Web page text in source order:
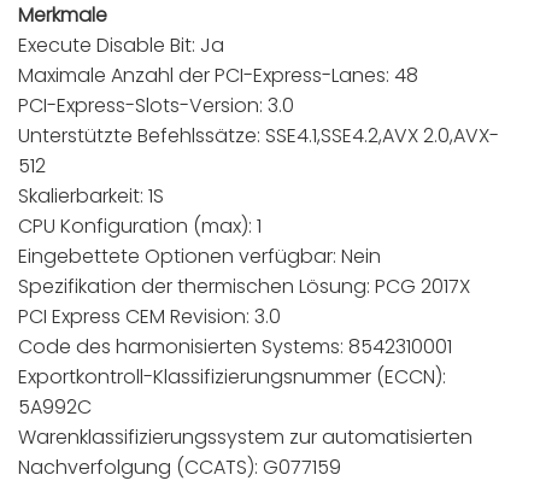
Merkmale
Execute Disable Bit: Ja
Maximale Anzahl der PCI-Express-Lanes: 48
PCI-Express-Slots-Version: 3.0
Unterstützte Befehlssätze: SSE4.1,SSE4.2,AVX 2.0,AVX-
512
Skalierbarkeit: 1S
CPU Konfiguration (max): 1
Eingebettete Optionen verfügbar: Nein
Spezifikation der thermischen Lösung: PCG 2017X
PCI Express CEM Revision: 3.0
Code des harmonisierten Systems: 8542310001
Exportkontroll-Klassifizierungsnummer (ECCN):
5A992C
Warenklassifizierungssystem zur automatisierten
Nachverfolgung (CCATS): G077159